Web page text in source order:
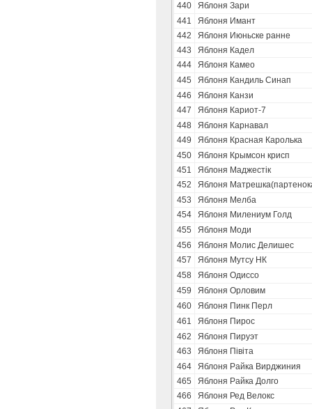
440
Яблоня Зари
441
Яблоня Имант
442
Яблоня Июньске ранне
443
Яблоня Кадел
444
Яблоня Камео
445
Яблоня Кандиль Синап
446
Яблоня Канзи
447
Яблоня Кариот-7
448
Яблоня Карнавал
449
Яблоня Красная Каролька
450
Яблоня Крымсон крисп
451
Яблоня Маджестік
452
Яблоня
453
Яблоня Мелба
454
Яблоня Милениум Голд
455
Яблоня Моди
456
Яблоня Молис Делишес
457
Яблоня Мутсу НК
458
Яблоня Одиссо
459
Яблоня Орловим
460
Яблоня Пинк Перл
461
Яблоня Пирос
462
Яблоня Пируэт
463
Яблоня Півіта
464
Яблоня Райка Вирджиния
465
Яблоня Райка Долго
466
Яблоня Ред Велокс